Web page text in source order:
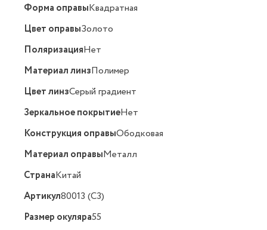
Форма оправыКвадратная
Цвет оправыЗолото
ПоляризацияНет
Материал линзПолимер
Цвет линзСерый градиент
Зеркальное покрытиеНет
Конструкция оправыОбодковая
Материал оправыМеталл
СтранаКитай
Артикул80013 (C3)
Размер окуляра55